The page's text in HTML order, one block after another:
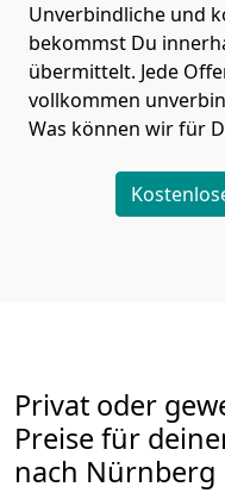
Unverbindliche und
bekommst Du
übermittelt. Jede
vollkommen
Was können wir für
Privat oder
Preise für
nach Nürnberg